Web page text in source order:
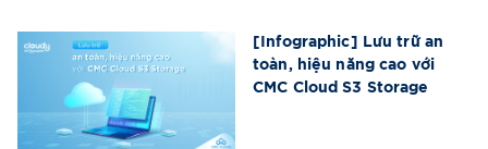
[Infographic] Lưu trữ an
toàn, hiệu năng cao với
CMC Cloud S3 Storage